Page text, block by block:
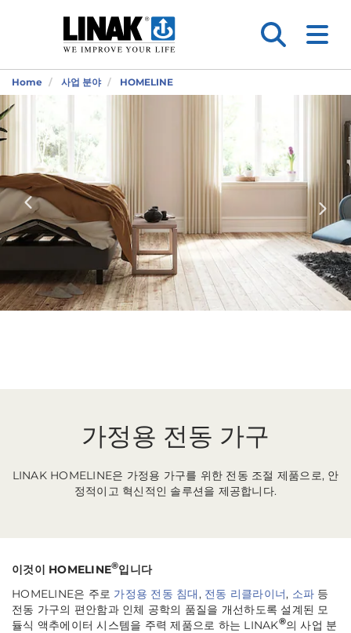
Home 사업 분야 HOMELINE
가정용 전동 가구
LINAK HOMELINE은 가정용 가구를 위한 전동 조절 제품으로, 안
정적이고 혁신적인 솔루션을 제공합니다.
이것이 HOMELINE®입니다
HOMELINE은 주로 가정용 전동 침대, 전동 리클라이너, 소파 등
전동 가구의 편안함과 인체 공학의 품질을 개선하도록 설계된 모
듈식 액추에이터 시스템을 주력 제품으로 하는 LINAK®의 사업 분